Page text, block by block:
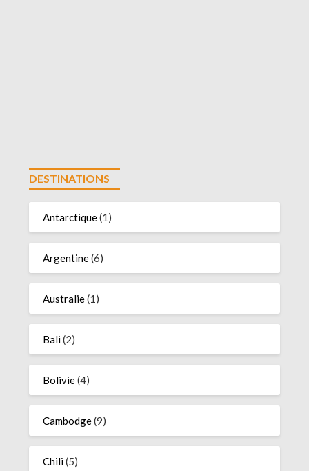
DESTINATIONS
Antarctique(1)
Argentine(6)
Australie(1)
Bali(2)
Bolivie(4)
Cambodge(9)
Chili(5)